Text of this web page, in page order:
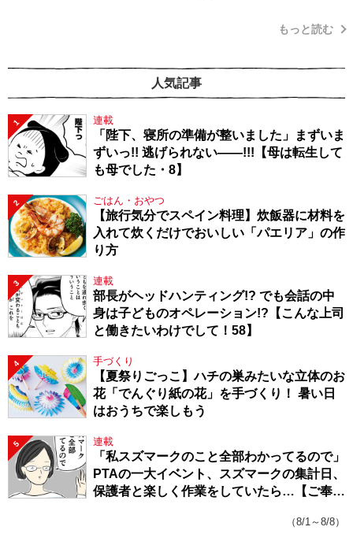
もっと読む
人気記事
1 連載
「陛下、寝所の準備が整いました」まずいま
ずいっ!! 逃げられない――!!!【母は転生して
も母でした・8】
2 ごはん・おやつ
【旅行気分でスペイン料理】炊飯器に材料を
入れて炊くだけでおいしい「パエリア」の作
り方
3 連載
部長がヘッドハンティング!? でも会話の中
身は子どものオペレーション!?【こんな上司
と働きたいわけでして！58】
4 手づくり
【夏祭りごっこ】ハチの巣みたいな立体のお
花「でんぐり紙の花」を手づくり！ 暑い日
はおうちで楽しもう
5 連載
「私スズマークのこと全部わかってるので」
PTAの一大イベント、スズマークの集計日、
保護者と楽しく作業をしていたら…【ご奉仕
（8/1～8/8）